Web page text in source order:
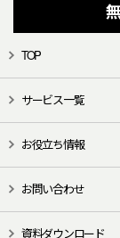
TOP
サービス一覧
お役立ち情報
お問い合わせ
資料ダウンロード